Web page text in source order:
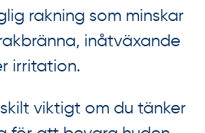
rakning som minskar
inåtväxande
irritation.
viktigt om du tänker